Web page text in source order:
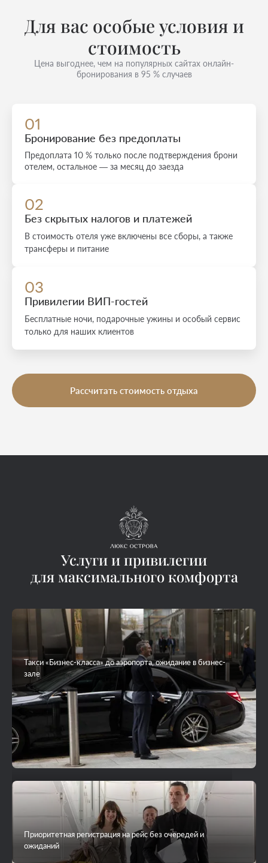
Для вас особые условия и
стоимость
Цена выгоднее, чем на популярных сайтах онлайн-
бронирования в 95 % случаев
01
Бронирование без предоплаты
Предоплата 10 % только после подтверждения брони
отелем, остальное — за месяц до заезда
02
Без скрытых налогов и платежей
В стоимость отеля уже включены все сборы, а также
трансферы и питание
03
Привилегии ВИП-гостей
Бесплатные ночи, подарочные ужины и особый сервис
только для наших клиентов
Рассчитать стоимость отдыха
Услуги и привилегии
для максимального комфорта
Такси «Бизнес-класса» до аэропорта, ожидание в бизнес-
зале
VIP-трансфер до острова на яхте или гидросамолете
Приоритетная регистрация на рейс без очередей и
ожиданий